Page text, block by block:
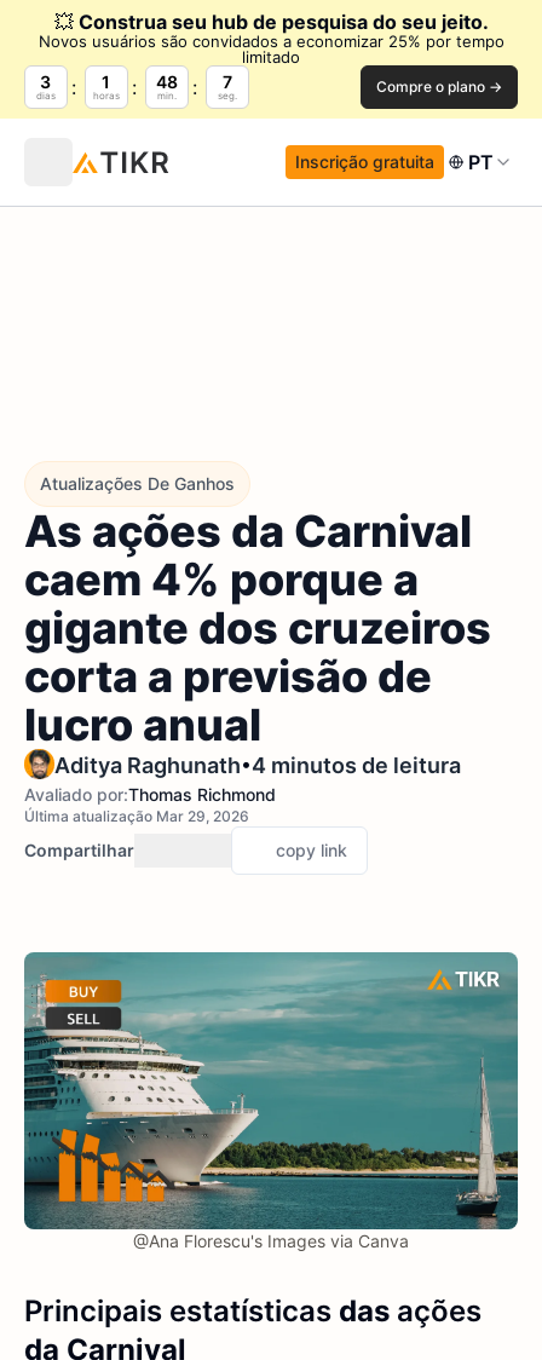
💥 Construa seu hub de pesquisa do seu jeito.
Novos usuários são convidados a economizar 25% por tempo
limitado
3
dias
1
horas
48
min.
6
seg. Compre o plano →
Inscrição gratuita PT
Atualizações De Ganhos
As ações da Carnival
caem 4% porque a
gigante dos cruzeiros
corta a previsão de
lucro anual
Aditya Raghunath•4 minutos de leitura
Avaliado por:Thomas Richmond
Última atualização Mar 29, 2026
Compartilhar copy link
@Ana Florescu's Images via Canva
Principais estatísticas das ações
da Carnival